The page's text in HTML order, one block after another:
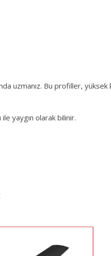
uzmanız. Bu profiller,
yaygın olarak bilinir.